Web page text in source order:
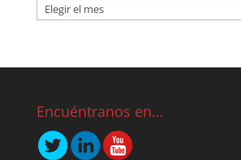
Encuéntranos en…